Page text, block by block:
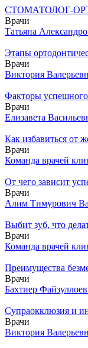
СТОМАТОЛОГ-
Врачи
Татьяна
Этапы
Врачи
Виктория
Факторы успешного
Врачи
Елизавета
Как избавиться от
Врачи
Команда врачей
От чего зависит
Врачи
Алим Тимурович
Выбит зуб, что
Врачи
Команда врачей
Преимущества
Врачи
Бахтиер
Супраокклюзия и
Врачи
Виктория